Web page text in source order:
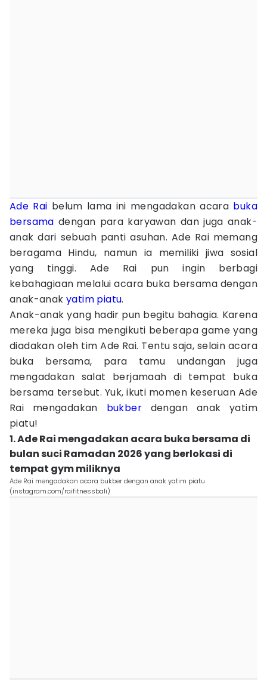
Ade Rai belum lama ini mengadakan acara buka
bersama dengan para karyawan dan juga anak-
anak dari sebuah panti asuhan. Ade Rai memang
beragama Hindu, namun ia memiliki jiwa sosial
yang tinggi. Ade Rai pun ingin berbagi
kebahagiaan melalui acara buka bersama dengan
anak-anakyatim piatu.
Anak-anak yang hadir pun begitu bahagia. Karena
mereka juga bisa mengikuti beberapa game yang
diadakan oleh tim Ade Rai. Tentu saja, selain acara
buka bersama, para tamu undangan juga
mengadakan salat berjamaah di tempat buka
bersama tersebut. Yuk, ikuti momen keseruan Ade
Rai mengadakan bukberdengan anak yatim
piatu!
1. Ade Rai mengadakan acara buka bersama di
bulan suci Ramadan 2026 yang berlokasi di
tempat gym miliknya
Ade Rai mengadakan acara bukber dengan anak yatim piatu
(instagram.com/raifitnessbali)